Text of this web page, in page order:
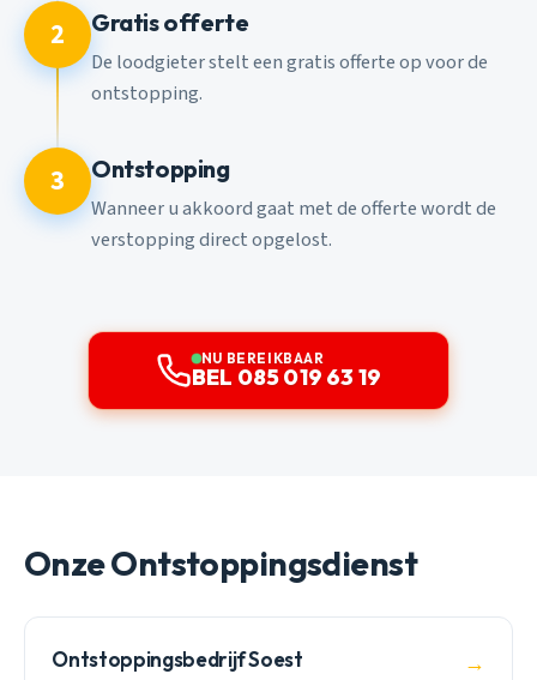
2 Gratis offerte
De loodgieter stelt een gratis offerte op voor de
ontstopping.
3 Ontstopping
Wanneer u akkoord gaat met de offerte wordt de
verstopping direct opgelost.
NU BEREIKBAAR
BEL 085 019 63 19
Onze Ontstoppingsdienst
Ontstoppingsbedrijf Soest →